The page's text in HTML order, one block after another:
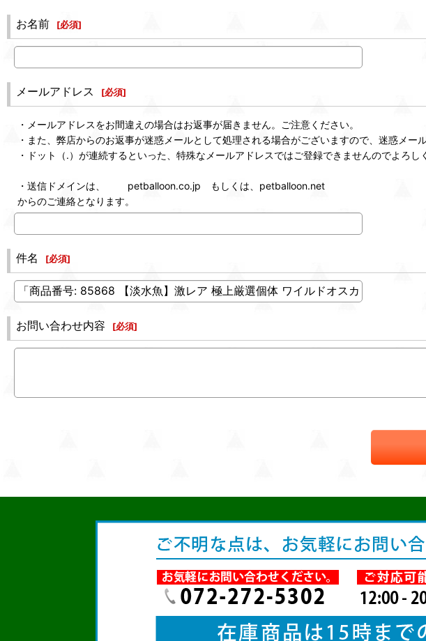
お名前 [必須]
メールアドレス [必須]
・メールアドレスをお間違えの場合はお返事が届きません。ご注意ください。
・また、弊店からのお返事が迷惑メールとして処理される場合がございますので、迷惑メー
・ドット（.）が連続するといった、特殊なメールアドレスではご登録できませんのでよろし
・送信ドメインは、 petballoon.co.jp もしくは、petballoon.net
からのご連絡となります。
件名 [必須]
お問い合わせ内容 [必須]